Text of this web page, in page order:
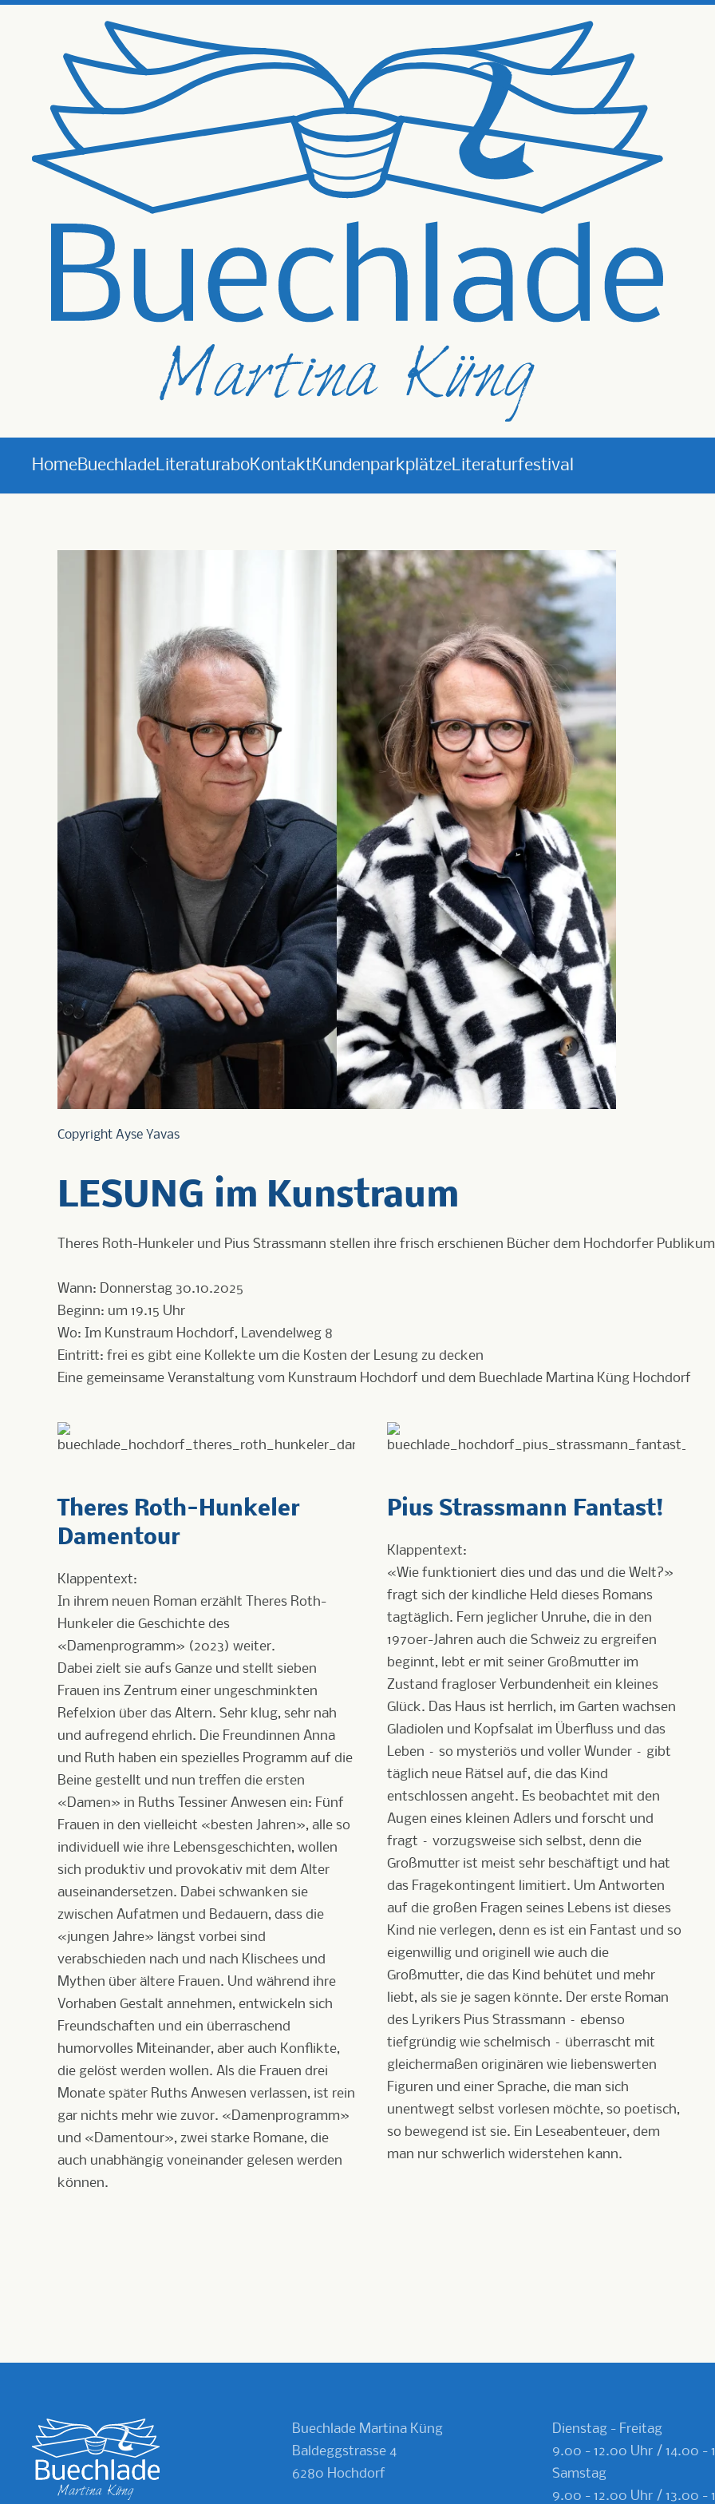
Zum Hauptinhalt springen
HomeBuechladeLiteraturaboKontaktKundenparkplätzeLiteraturfestival
Copyright Ayse Yavas
LESUNG im Kunstraum
Theres Roth-Hunkeler und Pius Strassmann stellen ihre frisch erschienen Bücher dem Hochdorfer
Wann: Donnerstag 30.10.2025
Beginn: um 19.15 Uhr
Wo: Im Kunstraum Hochdorf, Lavendelweg 8
Eintritt: frei es gibt eine Kollekte um die Kosten der Lesung zu decken
Eine gemeinsame Veranstaltung vom Kunstraum Hochdorf und dem Buechlade Martina Küng Hochdorf
Theres Roth-Hunkeler
Damentour
Klappentext:
In ihrem neuen Roman erzählt Theres Roth-
Hunkeler die Geschichte des
«Damenprogramm» (2023) weiter.
Dabei zielt sie aufs Ganze und stellt sieben
Frauen ins Zentrum einer ungeschminkten
Refelxion über das Altern. Sehr klug, sehr nah
und aufregend ehrlich. Die Freundinnen Anna
und Ruth haben ein spezielles Programm auf die
Beine gestellt und nun treffen die ersten
«Damen» in Ruths Tessiner Anwesen ein: Fünf
Frauen in den vielleicht «besten Jahren», alle so
individuell wie ihre Lebensgeschichten, wollen
sich produktiv und provokativ mit dem Alter
auseinandersetzen. Dabei schwanken sie
zwischen Aufatmen und Bedauern, dass die
«jungen Jahre» längst vorbei sind
verabschieden nach und nach Klischees und
Mythen über ältere Frauen. Und während ihre
Vorhaben Gestalt annehmen, entwickeln sich
Freundschaften und ein überraschend
humorvolles Miteinander, aber auch Konflikte,
die gelöst werden wollen. Als die Frauen drei
Monate später Ruths Anwesen verlassen, ist rein
gar nichts mehr wie zuvor. «Damenprogramm»
und «Damentour», zwei starke Romane, die
auch unabhängig voneinander gelesen werden
können.
Pius Strassmann Fantast!
Klappentext:
«Wie funktioniert dies und das und die Welt?»
fragt sich der kindliche Held dieses Romans
tagtäglich. Fern jeglicher Unruhe, die in den
1970er-Jahren auch die Schweiz zu ergreifen
beginnt, lebt er mit seiner Großmutter im
Zustand fragloser Verbundenheit ein kleines
Glück. Das Haus ist herrlich, im Garten wachsen
Gladiolen und Kopfsalat im Überfluss und das
Leben – so mysteriös und voller Wunder – gibt
täglich neue Rätsel auf, die das Kind
entschlossen angeht. Es beobachtet mit den
Augen eines kleinen Adlers und forscht und
fragt – vorzugsweise sich selbst, denn die
Großmutter ist meist sehr beschäftigt und hat
das Fragekontingent limitiert. Um Antworten
auf die großen Fragen seines Lebens ist dieses
Kind nie verlegen, denn es ist ein Fantast und so
eigenwillig und originell wie auch die
Großmutter, die das Kind behütet und mehr
liebt, als sie je sagen könnte. Der erste Roman
des Lyrikers Pius Strassmann – ebenso
tiefgründig wie schelmisch – überrascht mit
gleichermaßen originären wie liebenswerten
Figuren und einer Sprache, die man sich
unentwegt selbst vorlesen möchte, so poetisch,
so bewegend ist sie. Ein Leseabenteuer, dem
man nur schwerlich widerstehen kann.
Buechlade Martina Küng
Baldeggstrasse 4
6280 Hochdorf
Dienstag - Freitag
9.00 - 12.00 Uhr / 14.00 -
Samstag
9.00 - 12.00 Uhr / 13.00 -